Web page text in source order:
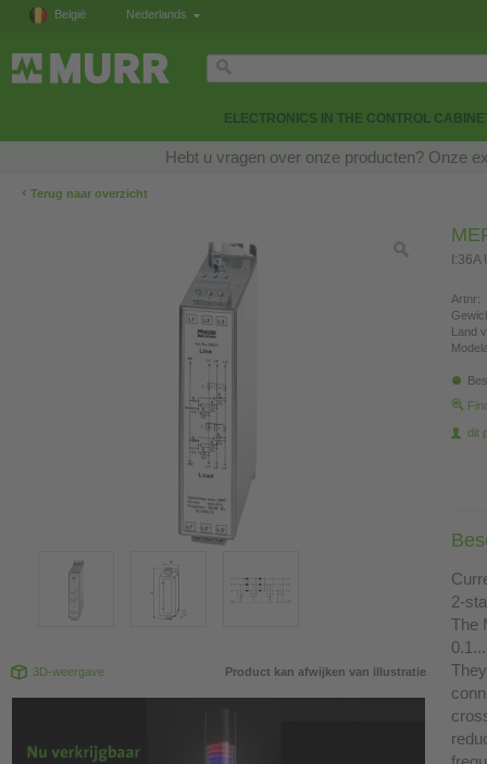
België Nederlands
ELECTRONICS IN THE CONTROL
Hebt u vragen over onze producten? Onze
‹ Terug naar overzicht
3D-weergave Product kan afwijken van illustratie
Artnr:
Land
dit
2-
The